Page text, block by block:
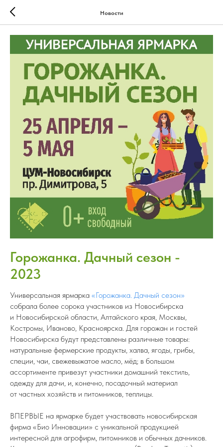
Новости
Горожанка. Дачный сезон -
2023
Универсальная ярмарка «Горожанка. Дачный сезон»
собрала более сорока участников из Новосибирска
и Новосибирской области, Алтайского края, Москвы,
Костромы, Иваново, Красноярска. Для горожан и гостей
Новосибирска будут представлены различные товары:
натуральные фермерские продукты, халва, ягоды, грибы,
специи, чаи, свежевыжатое масло, мёд; в большом
ассортименте привезут участники домашний текстиль,
одежду для дачи, и, конечно, посадочный материал
от частных хозяйств и питомников, теплицы.
ВПЕРВЫЕ на ярмарке будет участвовать новосибирская
фирма «Био Инновации» с уникальной продукцией
интересной для агрофирм, питомников и обычных дачников.